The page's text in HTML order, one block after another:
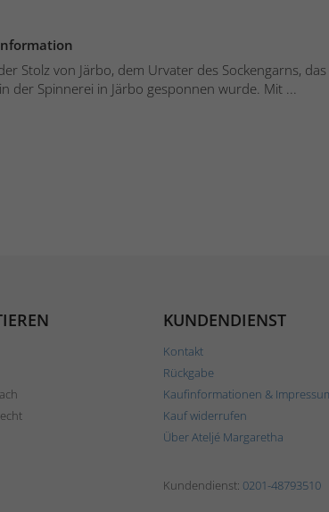
Stolz von Järbo, dem Urvater des Sockengarns, das
der Spinnerei in Järbo gesponnen wurde. Mit ...
KUNDENDIENST
Kontakt
Rückgabe
Kaufinformationen &
Kauf widerrufen
Über Ateljé Margaretha
Kundendienst: 0201-48793510